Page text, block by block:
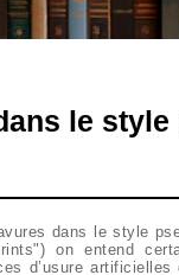
le style
dans le style
on entend
d’usure